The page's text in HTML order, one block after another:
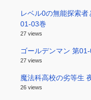
レベル0の無能探索
01-03巻
27 views
ゴールデンマン 第
27 views
魔法科高校の劣等生
26 views